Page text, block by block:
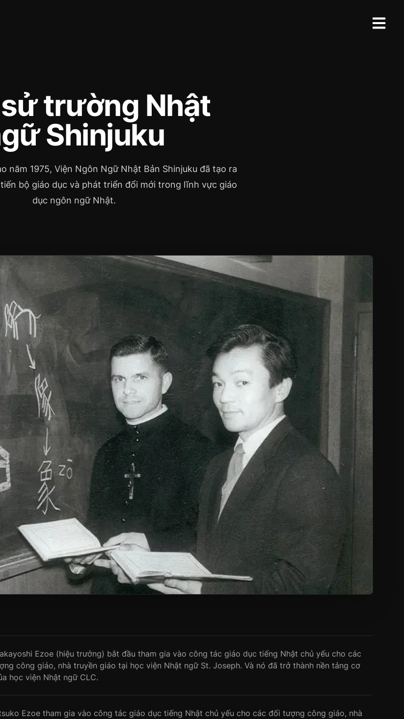
trường Nhật
Shinjuku
năm 1975, Viện Ngôn Ngữ Nhật Bản Shinjuku đã tạo ra
bộ giáo dục và phát triển đổi mới trong lĩnh vực giáo
dục ngôn ngữ Nhật.
Ezoe (hiệu trưởng) bắt đầu tham gia vào công tác giáo dục tiếng Nhật chủ yếu cho các
công giáo, nhà truyền giáo tại học viện Nhật ngữ St. Joseph. Và nó đã trở thành nền tảng cơ
học viện Nhật ngữ CLC.
Ezoe tham gia vào công tác giáo dục tiếng Nhật chủ yếu cho các đối tượng công giáo, nhà